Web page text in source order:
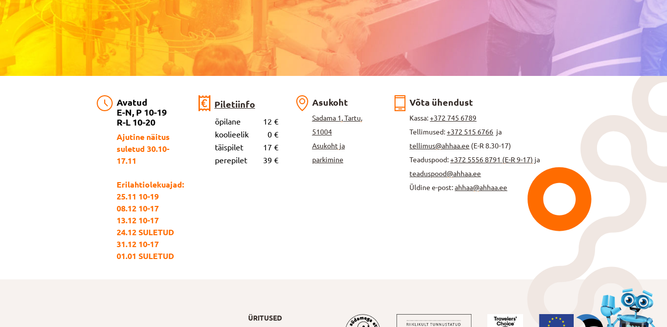
Avatud
E-N, P 10-19
R-L 10-20
Ajutine näitus
suletud 30.10-
17.11
Erilahtiolekuajad:
25.11 10-19
08.12 10-17
13.12 10-17
24.12 SULETUD
31.12 10-17
01.01 SULETUD
Piletiinfo
õpilane
12 €
koolieelik
0 €
täispilet
17 €
perepilet
39 €
Asukoht
Sadama 1, Tartu,
51004
Asukoht ja
parkimine
Võta ühendust
Kassa:+372 745 6789
Tellimused:+372 515 6766 ja
tellimus@ahhaa.ee (E-R 8.30-17)
Teaduspood:+372 5556 8791 (E-R 9-17) ja
teaduspood@ahhaa.ee
Üldine e-post:ahhaa@ahhaa.ee
ÜRITUSED